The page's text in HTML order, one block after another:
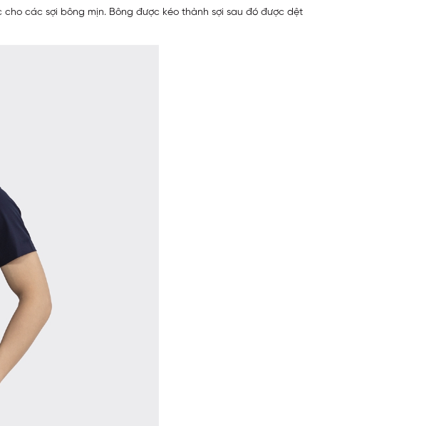
các sợi bông mịn. Bông được kéo thành sợi sau đó được dệt